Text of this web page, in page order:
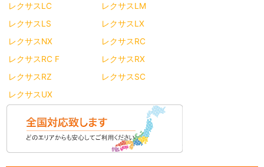
レクサスLC
レクサスLM
レクサスLS
レクサスLX
レクサスNX
レクサスRC
レクサスRC F
レクサスRX
レクサスRZ
レクサスSC
レクサスUX